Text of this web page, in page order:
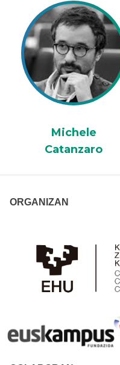
Michele
Catanzaro
ORGANIZAN